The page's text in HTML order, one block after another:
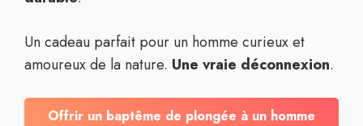
Un cadeau parfait pour un homme curieux et
amoureux de la nature. Une vraie déconnexion.
Offrir un baptême de plongée à un homme